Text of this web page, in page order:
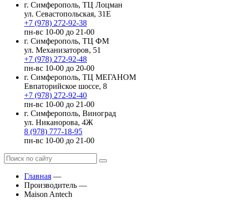
г. Симферополь, ТЦ Лоцман
ул. Севастопольская, 31Е
+7 (978) 272-92-38
пн-вс 10-00 до 21-00
г. Симферополь, ТЦ ФМ
ул. Механизаторов, 51
+7 (978) 272-92-48
пн-вс 10-00 до 20-00
г. Симферополь, ТЦ МЕГАНОМ
Евпаторийское шоссе, 8
+7 (978) 272-92-40
пн-вс 10-00 до 21-00
г. Симферополь, Виноград
ул. Никанорова, 4Ж
8 (978) 777-18-95
пн-вс 10-00 до 21-00
Главная —
Производитель —
Maison Antech